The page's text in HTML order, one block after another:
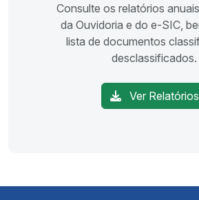
Consulte os relatórios
da Ouvidoria e do e-SIC,
lista de documentos
desclassificados.
Ver Relatórios